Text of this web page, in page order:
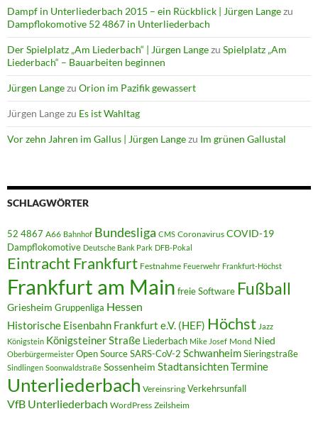
Dampf in Unterliederbach 2015 – ein Rückblick | Jürgen Langezu
Dampflokomotive 52 4867 in Unterliederbach
Der Spielplatz „Am Liederbach“ | Jürgen Langezu Spielplatz „Am
Liederbach“ – Bauarbeiten beginnen
Jürgen Langezu Orion im Pazifik gewassert
Jürgen Langezu Es ist Wahltag
Vor zehn Jahren im Gallus | Jürgen Langezu Im grünen Gallustal
SCHLAGWÖRTER
52 4867 A66 Bahnhof Bundesliga CMS Coronavirus COVID-19
Dampflokomotive Deutsche Bank Park DFB-Pokal
Eintracht Frankfurt Festnahme Feuerwehr Frankfurt-Höchst
Frankfurt am Main freie Software Fußball
Griesheim Gruppenliga Hessen
Historische Eisenbahn Frankfurt e.V. (HEF) Höchst Jazz
Königstein Königsteiner Straße Liederbach Mike Josef Mond Nied
Oberbürgermeister Open SourceSARS-CoV-2 SchwanheimSieringstraße
Sindlingen Soonwaldstraße Sossenheim StadtansichtenTermine
Unterliederbach Vereinsring Verkehrsunfall
VfB Unterliederbach WordPress Zeilsheim